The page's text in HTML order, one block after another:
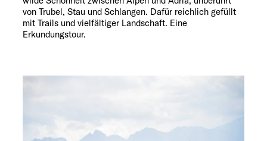
von Trubel, Stau und Schlangen. Dafür reichlich gefüllt
mit Trails und vielfältiger Landschaft. Eine
Erkundungstour.